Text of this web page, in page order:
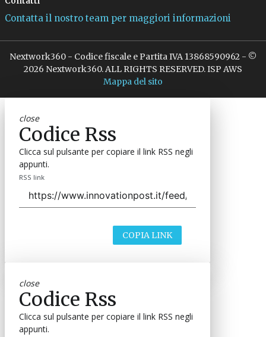
Contatta il nostro team per maggiori informazioni
Nextwork360 - Codice fiscale e Partita IVA 13868590962 - ©
2026 Nextwork360. ALL RIGHTS RESERVED. ISP AWS
Mappa del sito
close
Codice Rss
Clicca sul pulsante per copiare il link RSS negli
appunti.
RSS link
COPIA LINK
close
Codice Rss
Clicca sul pulsante per copiare il link RSS negli
appunti.